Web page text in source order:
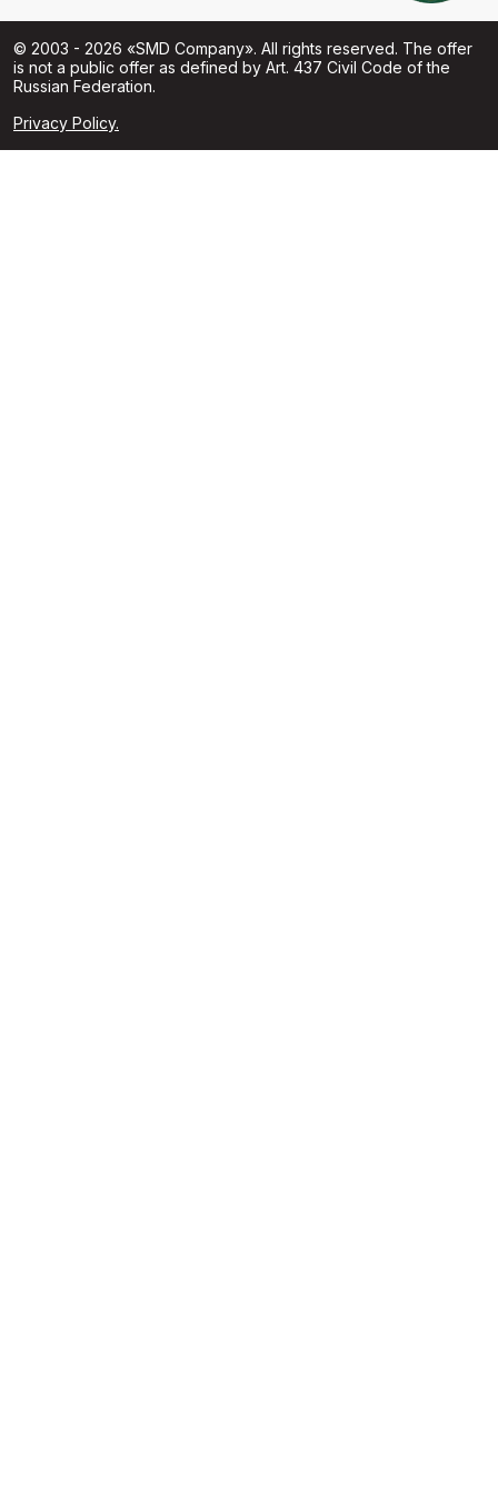
© 2003 - 2026 «SMD Company». All rights reserved. The offer
is not a public offer as defined by Art. 437 Civil Code of the
Russian Federation.
Privacy Policy.